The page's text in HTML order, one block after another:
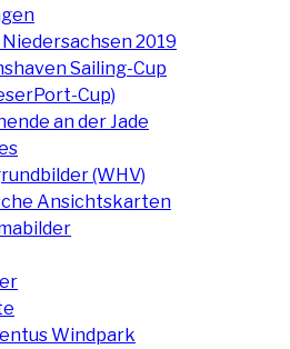
Niedersachsen 2019
Sailing-Cup
Cup)
an der Jade
(WHV)
Ansichtskarten
Windpark